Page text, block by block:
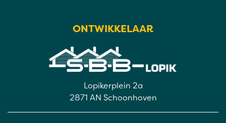
ONTWIKKELAAR
Lopikerplein 2a
2871 AN Schoonhoven